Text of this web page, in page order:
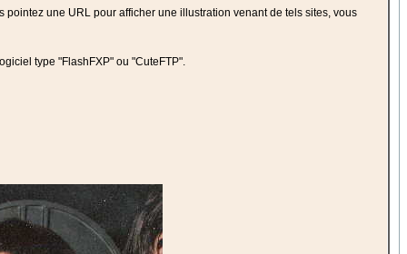
une URL pour afficher une illustration venant de tels sites, vous
type "FlashFXP" ou "CuteFTP".